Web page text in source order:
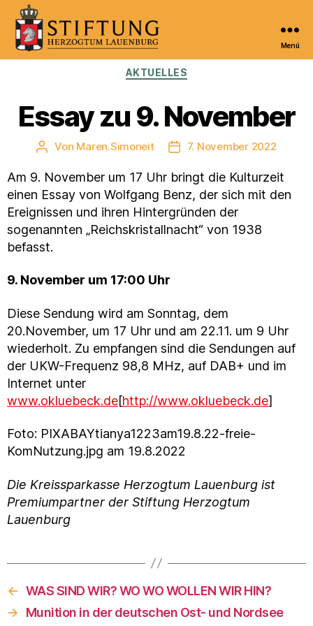
Kulturportal
Herzogtum
Lauenburg
Menü
Kategorien
AKTUELLES
Essay zu 9. November
Beitragsautor
Von Maren.Simoneit Veröffentlichungsdatum
7. November 2022
Am 9. November um 17 Uhr bringt die Kulturzeit
einen Essay von Wolfgang Benz, der sich mit den
Ereignissen und ihren Hintergründen der
sogenannten „Reichskristallnacht“ von 1938
befasst.
9. November um 17:00 Uhr
Diese Sendung wird am Sonntag, dem
20.November, um 17 Uhr und am 22.11. um 9 Uhr
wiederholt. Zu empfangen sind die Sendungen auf
der UKW-Frequenz 98,8 MHz, auf DAB+ und im
Internet unter
www.okluebeck.de[http://www.okluebeck.de]
Foto: PIXABAYtianya1223am19.8.22-freie-
KomNutzung.jpg am 19.8.2022
Die Kreissparkasse Herzogtum Lauenburg ist
Premiumpartner der Stiftung Herzogtum
Lauenburg
← WAS SIND WIR? WO WO WOLLEN WIR HIN?
→
Munition in der deutschen Ost- und Nordsee